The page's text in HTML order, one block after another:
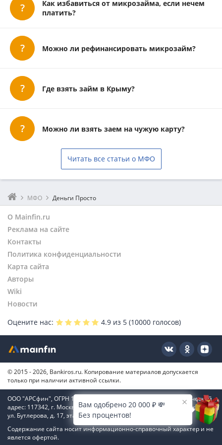
Как избавиться от микрозайма, если нечем
платить?
Можно ли рефинансировать микрозайм?
Где взять займ в Крыму?
Можно ли взять заем на чужую карту?
Читать все статьи о МФО
МФО Деньги Просто
О Mainfin.ru
Реклама на сайте
Контакты
Политика конфиденциальности
Карта сайта
Авторы
Wiki
Новости
Оцените нас:
4.9 из 5 (10000 голосов)
© 2015 - 2026, Bankiros.ru. Копирование материалов допускается
только при наличии активной ссылки.
ООО "АРСфин", ОГРН 1187746346556, ИНН 7722445717, юридический
адрес: 117342, г. Москва, вн. тер. г. муниципальный округ Коньково,
ул. Бутлерова, д. 17, этаж 4, ком. 66
Содержание сайта носит информационно-справочный характер и не
явлется офертой.
Вам одобрено 20 000 ₽ 💸
Без процентов!